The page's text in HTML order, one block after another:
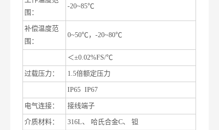
围：
-20~85℃
补偿温度范
围：
0~50℃，-20~80℃
＜±0.02%FS/℃
过载压力： 1.5倍额定压力
IP65 IP67
电气连接： 接线端子
介质材料： 316L、 哈氏合金C、 钽